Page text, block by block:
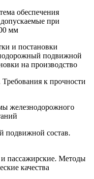
обеспечения
при
мм
и постановки
подвижной
на производство
к прочности
железнодорожного
подвижной состав.
пассажирские. Методы
качества